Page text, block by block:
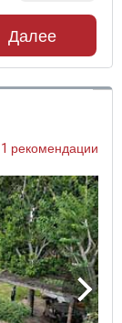
Далее
1 рекомендации